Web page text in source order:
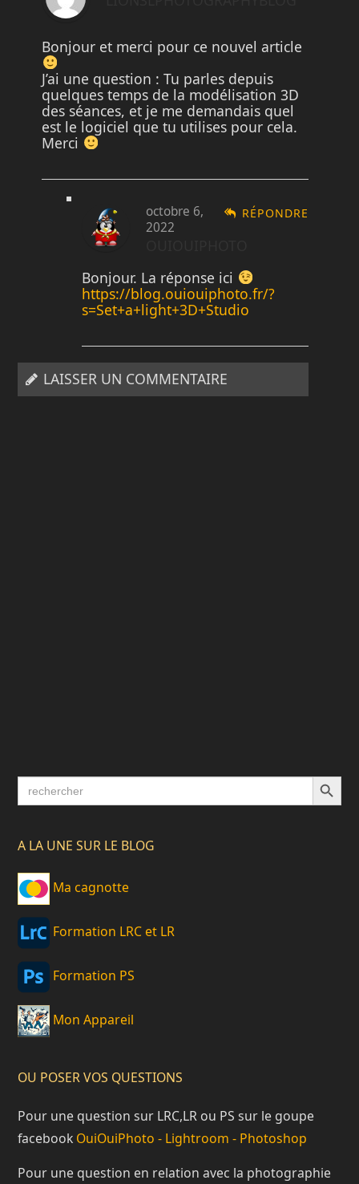
Bonjour et merci pour ce nouvel article
J’ai une question : Tu parles depuis
quelques temps de la modélisation 3D
des séances, et je me demandais quel
est le logiciel que tu utilises pour cela.
Merci
RÉPONDRE
octobre 6,
2022
Bonjour. La réponse ici
https://blog.ouiouiphoto.fr/?
s=Set+a+light+3D+Studio
LAISSER UN COMMENTAIRE
Search
for:
Search Button
A LA UNE SUR LE BLOG
Ma cagnotte
Formation LRC et LR
Formation PS
Mon Appareil
OU POSER VOS QUESTIONS
Pour une question sur LRC,LR ou PS sur le goupe
facebook OuiOuiPhoto - Lightroom - Photoshop
Pour une question en relation avec la photographie